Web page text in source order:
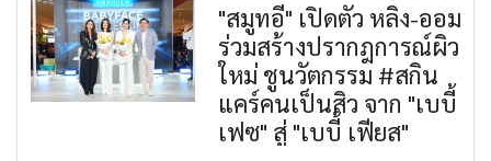
"สมูทอี" เปิดตัว หลิง-ออม
ร่วมสร้างปรากฎการณ์ผิว
ใหม่ ชูนวัตกรรม #สกิน
แคร์คนเป็นสิว จาก "เบบี้
เฟซ" สู่ "เบบี้ เฟียส"